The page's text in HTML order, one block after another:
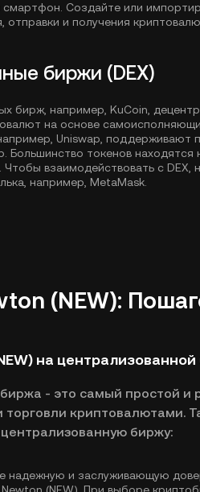
смартфон. Создайте или
и получения
биржи (DEX)
бирж, например, KuCoin,
на основе
Uniswap, поддерживают
Большинство токенов находятся
. Чтобы взаимодействовать с
например, MetaMask.
(NEW):
на централизованной
- это самый простой и
торговли криптовалютами.
биржу:
надежную и заслуживающую